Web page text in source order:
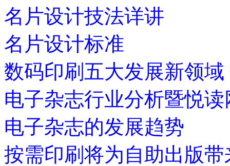
名片设计技法详讲
名片设计标准
数码印刷五大发展新领
电子杂志行业分析暨悦
电子杂志的发展趋势
按需印刷将为自助出版